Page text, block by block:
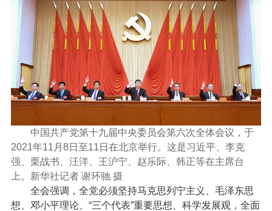
中国共产党第十九届中央委员会第六次全体会议，于
2021年11月8日至11日在北京举行。这是习近平、李克
强、栗战书、汪洋、王沪宁、赵乐际、韩正等在主席台
上。新华社记者 谢环驰 摄
全会强调，全党必须坚持马克思列宁主义、毛泽东思
想、邓小平理论、“三个代表”重要思想、科学发展观，全面